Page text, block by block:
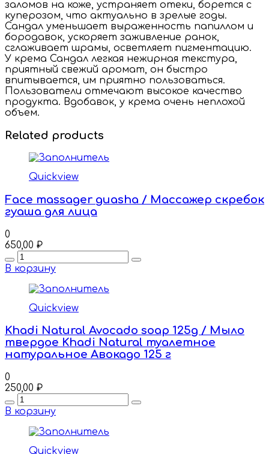
заломов на коже, устраняет отеки, борется с
куперозом, что актуально в зрелые годы.
Сандал уменьшает выраженность папиллом и
бородавок, ускоряет заживление ранок,
сглаживает шрамы, осветляет пигментацию.
У крема Сандал легкая нежирная текстура,
приятный свежий аромат, он быстро
впитывается, им приятно пользоваться.
Пользователи отмечают высокое качество
продукта. Вдобавок, у крема очень неплохой
объем.
Related products
Quickview
Face massager guasha / Массажер скребок
гуаша для лица
0
650,00 ₽
Quantity
В корзину
Quickview
Khadi Natural Avocado soap 125g / Мыло
твердое Khadi Natural туалетное
натуральное Авокадо 125 г
0
250,00 ₽
Quantity
В корзину
Quickview